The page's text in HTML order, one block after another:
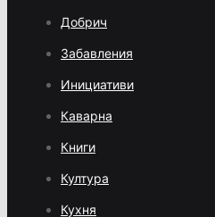
Добрич
Забавления
Инициативи
Каварна
Книги
Култура
Кухня